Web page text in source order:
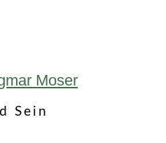
Moser
Sein